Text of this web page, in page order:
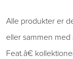
Alle produkter er
eller sammen
Feat.â€